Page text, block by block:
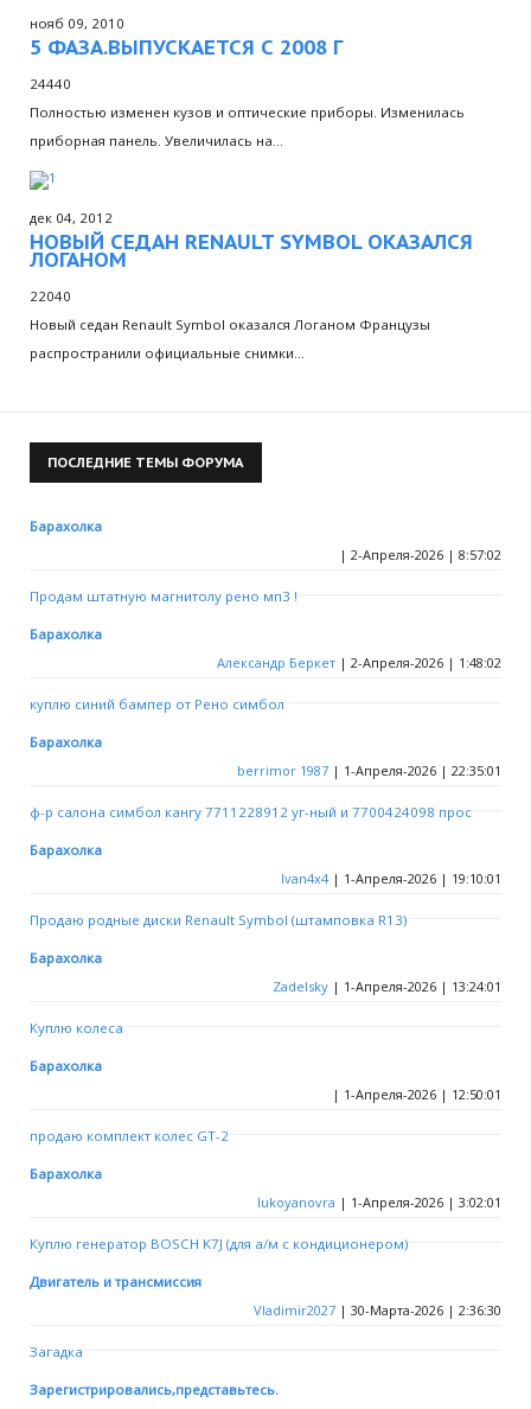
нояб 09, 2010
5 ФАЗА.ВЫПУСКАЕТСЯ С 2008 Г
24440
Полностью изменен кузов и оптические приборы. Изменилась
приборная панель. Увеличилась на…
дек 04, 2012
НОВЫЙ СЕДАН RENAULT SYMBOL ОКАЗАЛСЯ
ЛОГАНОМ
22040
Новый седан Renault Symbol оказался Логаном Французы
распространили официальные снимки…
ПОСЛЕДНИЕ ТЕМЫ ФОРУМА
Барахолка
| 2-Апреля-2026 | 8:57:02
Продам штатную магнитолу рено мп3 !
Барахолка
Александр Беркет | 2-Апреля-2026 | 1:48:02
куплю синий бампер от Рено симбол
Барахолка
berrimor 1987 | 1-Апреля-2026 | 22:35:01
ф-р салона симбол кангу 7711228912 уг-ный и 7700424098 прос
Барахолка
Ivan4x4| 1-Апреля-2026 | 19:10:01
Продаю родные диски Renault Symbol (штамповка R13)
Барахолка
Zadelsky | 1-Апреля-2026 | 13:24:01
Куплю колеса
Барахолка
| 1-Апреля-2026 | 12:50:01
продаю комплект колес GT-2
Барахолка
lukoyanovra | 1-Апреля-2026 | 3:02:01
Куплю генератор BOSCH K7J (для а/м с кондиционером)
Двигатель и трансмиссия
Vladimir2027 | 30-Марта-2026 | 2:36:30
Загадка
Зарегистрировались,представьтесь.